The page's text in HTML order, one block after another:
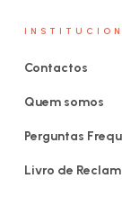
Contactos
Quem somos
Perguntas
Livro de